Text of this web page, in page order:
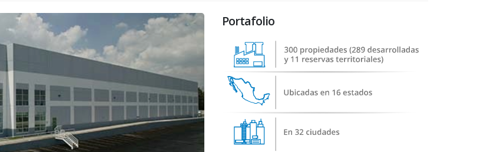
Portafolio